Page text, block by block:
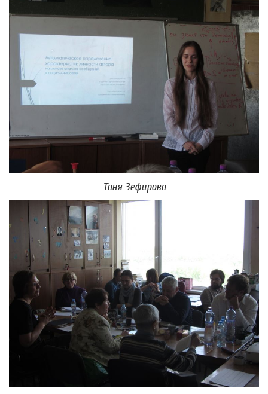
Таня Зефирова